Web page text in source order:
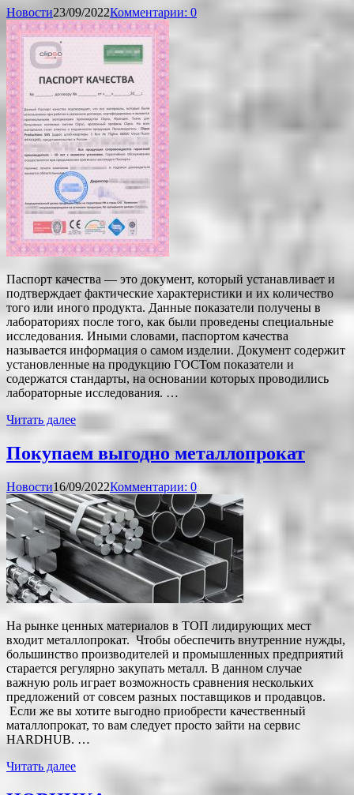
Новости23/09/2022Комментарии: 0
Паспорт качества — это документ, который устанавливает и
подтверждает фактические характеристики и их количество
того или иного продукта. Данные показатели получены в
лабораториях после того, как были проведены специальные
исследования. Иными словами, паспортом качества
называется информация о самом изделии. Документ содержит
установленные на продукцию ГОСТом показатели и
содержатся стандарты, на основании которых проводились
лабораторные исследования. …
Читать далее
Покупаем выгодно металлопрокат
Новости16/09/2022Комментарии: 0
На рынке ценных материалов в ТОП лидирующих мест
входит металлопрокат. Чтобы обеспечить внутренние нужды,
большинство производителей и промышленных предприятий
старается регулярно закупать металл. В данном случае
важную роль играет возможность сравнения нескольких
предложений от совсем разных поставщиков и продавцов.
Если же вы хотите выгодно приобрести качественный
маталлопрокат, то вам следует просто зайти на сервис
HARDHUB. …
Читать далее